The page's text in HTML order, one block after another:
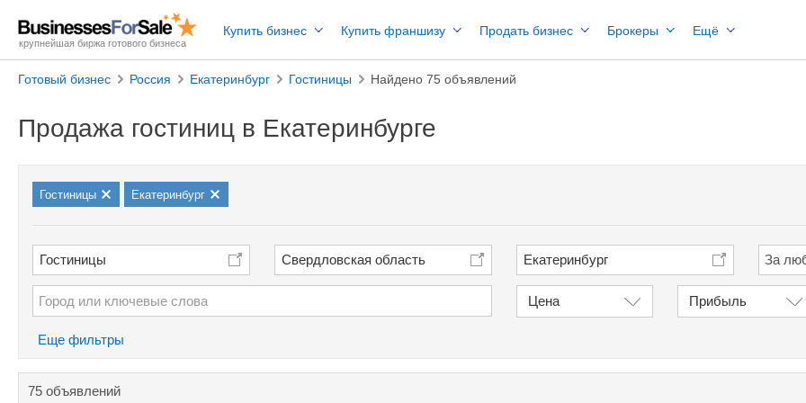
крупнейшая биржа готового бизнеса
Купить бизнес Купить франшизу Продать бизнес Брокеры Ещё
Готовый бизнес Россия Екатеринбург Гостиницы Найдено 75 объявлений
Продажа гостиниц в Екатеринбурге
Гостиницы Екатеринбург
Гостиницы Свердловская область Екатеринбург
Цена Прибыль
Еще фильтры
75 объявлений